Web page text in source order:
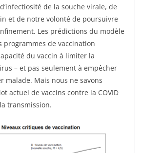
de la souche virale, de
et de notre volonté de poursuivre
Les prédictions du modèle
programmes de vaccination
du vaccin à limiter la
– et pas seulement à empêcher
malade. Mais nous ne savons
de vaccins contre la COVID
transmission.